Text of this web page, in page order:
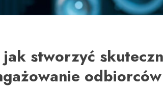
stworzyć
odbiorców